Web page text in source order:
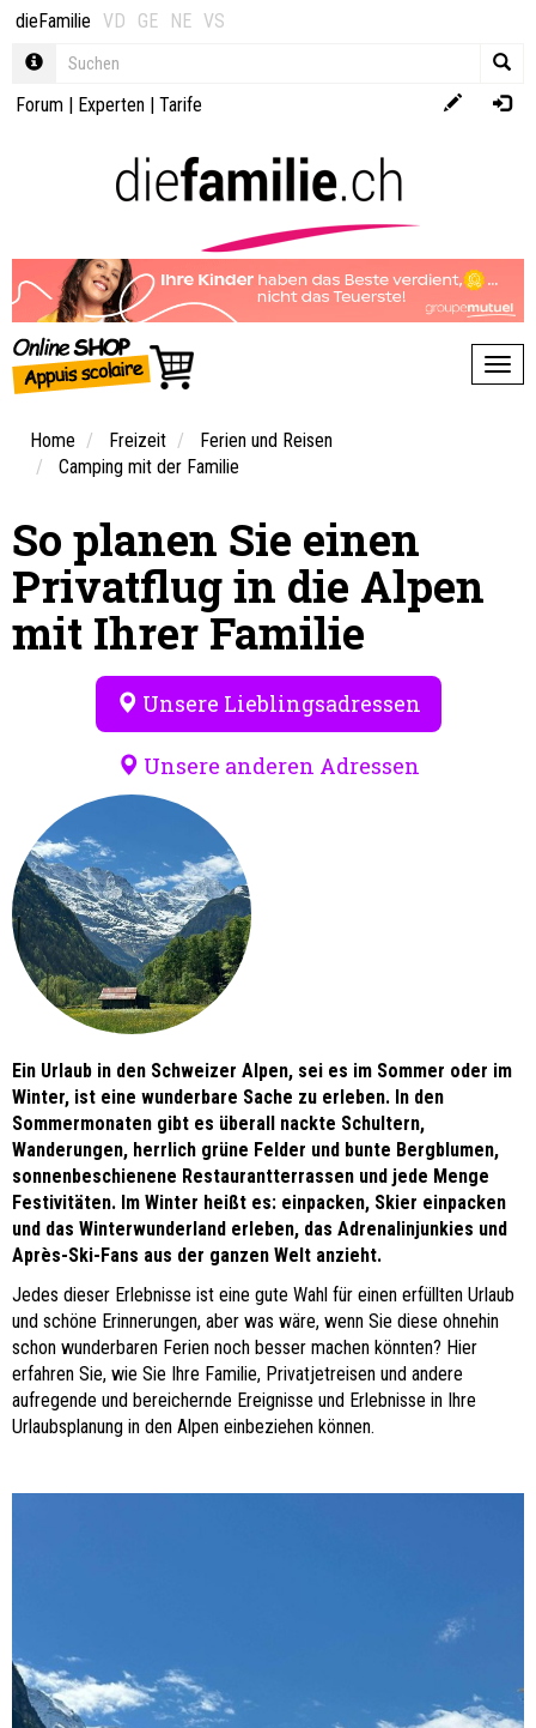
dieFamilie VD GE NE VS
Forum | Experten | Tarife
Home Freizeit
Ferien und Reisen
Camping mit der Familie
So planen Sie einen
Privatflug in die Alpen
mit Ihrer Familie
Unsere Lieblingsadressen
Unsere anderen Adressen
Ein Urlaub in den Schweizer Alpen, sei es im Sommer oder im
Winter, ist eine wunderbare Sache zu erleben. In den
Sommermonaten gibt es überall nackte Schultern,
Wanderungen, herrlich grüne Felder und bunte Bergblumen,
sonnenbeschienene Restaurantterrassen und jede Menge
Festivitäten. Im Winter heißt es: einpacken, Skier einpacken
und das Winterwunderland erleben, das Adrenalinjunkies und
Après-Ski-Fans aus der ganzen Welt anzieht.
Jedes dieser Erlebnisse ist eine gute Wahl für einen erfüllten Urlaub
und schöne Erinnerungen, aber was wäre, wenn Sie diese ohnehin
schon wunderbaren Ferien noch besser machen könnten? Hier
erfahren Sie, wie Sie Ihre Familie, Privatjetreisen und andere
aufregende und bereichernde Ereignisse und Erlebnisse in Ihre
Urlaubsplanung in den Alpen einbeziehen können.